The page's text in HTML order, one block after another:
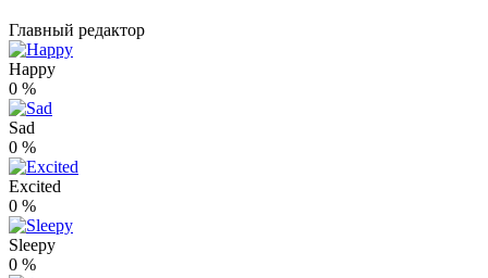
Главный редактор
Happy
0 %
Sad
0 %
Excited
0 %
Sleepy
0 %